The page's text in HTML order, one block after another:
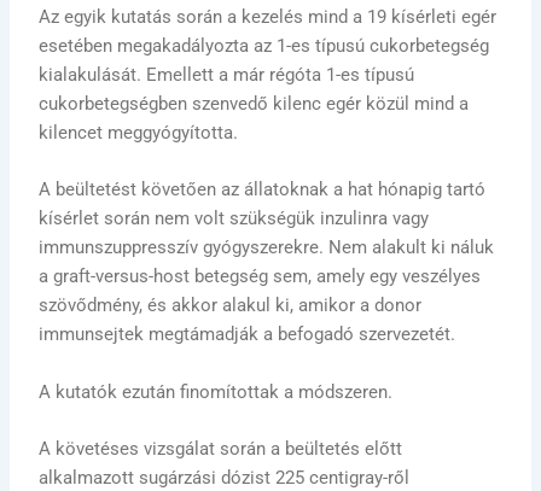
Az egyik kutatás során a kezelés mind a 19 kísérleti egér
esetében megakadályozta az 1-es típusú cukorbetegség
kialakulását. Emellett a már régóta 1-es típusú
cukorbetegségben szenvedő kilenc egér közül mind a
kilencet meggyógyította.
A beültetést követően az állatoknak a hat hónapig tartó
kísérlet során nem volt szükségük inzulinra vagy
immunszuppresszív gyógyszerekre. Nem alakult ki náluk
a graft-versus-host betegség sem, amely egy veszélyes
szövődmény, és akkor alakul ki, amikor a donor
immunsejtek megtámadják a befogadó szervezetét.
A kutatók ezután finomítottak a módszeren.
A követéses vizsgálat során a beültetés előtt
alkalmazott sugárzási dózist 225 centigray-ről